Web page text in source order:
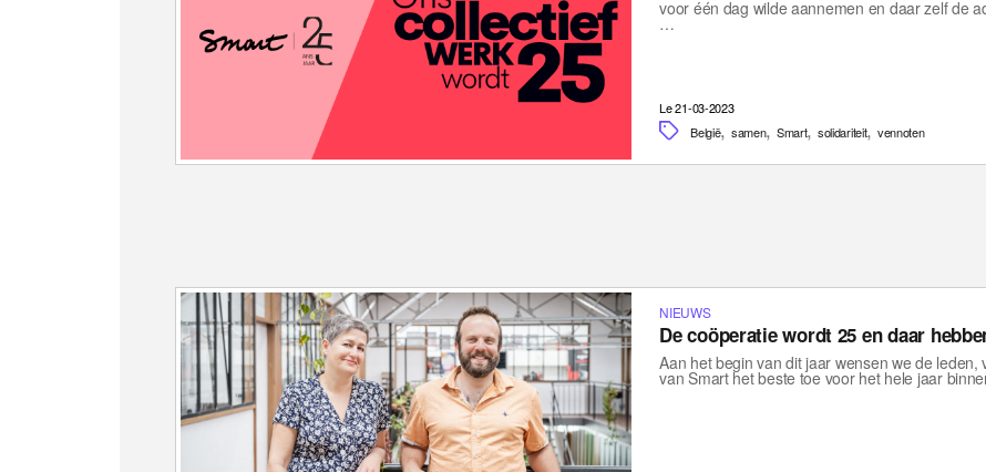
voor één dag wilde aannemen en daar zelf de
…
Le 21-03-2023
België, samen, Smart, solidariteit, vennoten
NIEUWS
De coöperatie wordt 25 en daar
Aan het begin van dit jaar wensen we de
van Smart het beste toe voor het hele jaar